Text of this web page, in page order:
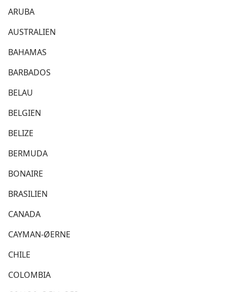
ARUBA
AUSTRALIEN
BAHAMAS
BARBADOS
BELAU
BELGIEN
BELIZE
BERMUDA
BONAIRE
BRASILIEN
CANADA
CAYMAN-ØERNE
CHILE
COLOMBIA